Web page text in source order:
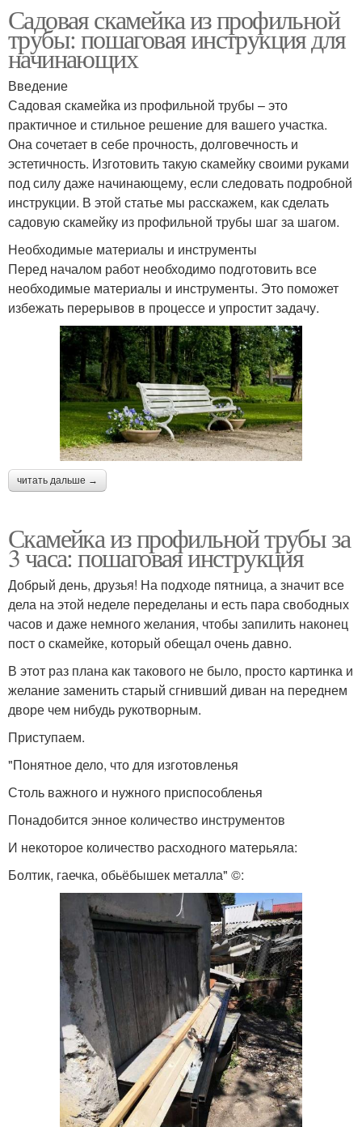
Садовая скамейка из профильной
трубы: пошаговая инструкция для
начинающих
Введение
Садовая скамейка из профильной трубы – это
практичное и стильное решение для вашего участка.
Она сочетает в себе прочность, долговечность и
эстетичность. Изготовить такую скамейку своими руками
под силу даже начинающему, если следовать подробной
инструкции. В этой статье мы расскажем, как сделать
садовую скамейку из профильной трубы шаг за шагом.
Необходимые материалы и инструменты
Перед началом работ необходимо подготовить все
необходимые материалы и инструменты. Это поможет
избежать перерывов в процессе и упростит задачу.
читать дальше →
Скамейка из профильной трубы за
3 часа: пошаговая инструкция
Добрый день, друзья! На подходе пятница, а значит все
дела на этой неделе переделаны и есть пара свободных
часов и даже немного желания, чтобы запилить наконец
пост о скамейке, который обещал очень давно.
В этот раз плана как такового не было, просто картинка и
желание заменить старый сгнивший диван на переднем
дворе чем нибудь рукотворным.
Приступаем.
"Понятное дело, что для изготовленья
Столь важного и нужного приспособленья
Понадобится энное количество инструментов
И некоторое количество расходного матерьяла:
Болтик, гаечка, обьёбышек металла" ©: